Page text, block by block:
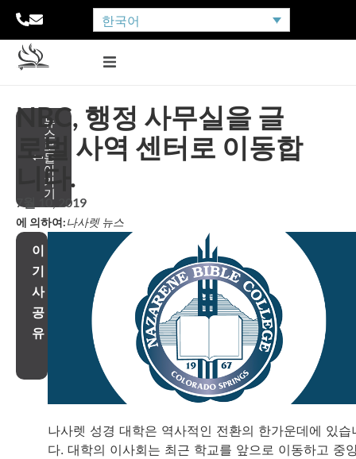
한국어
뉴
스
로
돌
아
가
기
NBC, 행정 사무실을 글
로벌 사역 센터로 이동합
니다.
7월 10, 2019
에 의하여:나사렛 뉴스
이
기
사
공
유
나사렛 성경 대학은 역사적인 전환의 한가운데에 있습
다. 대학의 이사회는 최근 학교를 앞으로 이동하고 중